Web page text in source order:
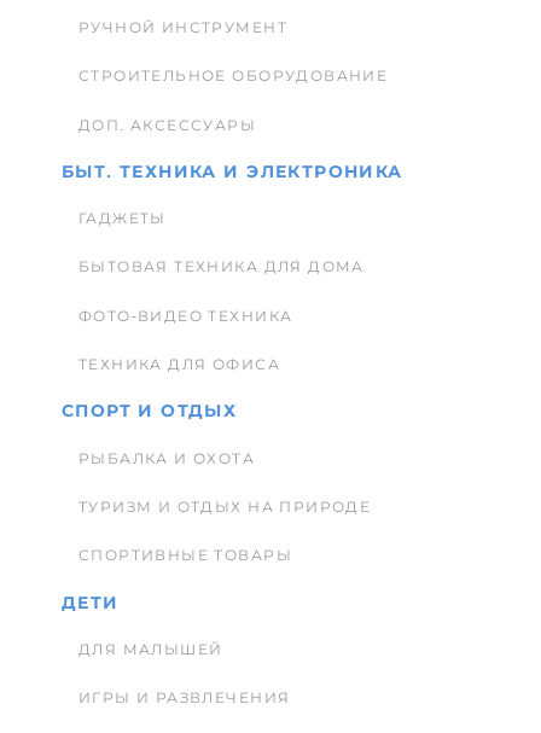
РУЧНОЙ ИНСТРУМЕНТ
СТРОИТЕЛЬНОЕ ОБОРУДОВАНИЕ
ДОП. АКСЕССУАРЫ
БЫТ. ТЕХНИКА И ЭЛЕКТРОНИКА
ГАДЖЕТЫ
БЫТОВАЯ ТЕХНИКА ДЛЯ ДОМА
ФОТО-ВИДЕО ТЕХНИКА
ТЕХНИКА ДЛЯ ОФИСА
СПОРТ И ОТДЫХ
РЫБАЛКА И ОХОТА
ТУРИЗМ И ОТДЫХ НА ПРИРОДЕ
СПОРТИВНЫЕ ТОВАРЫ
ДЕТИ
ДЛЯ МАЛЫШЕЙ
ИГРЫ И РАЗВЛЕЧЕНИЯ